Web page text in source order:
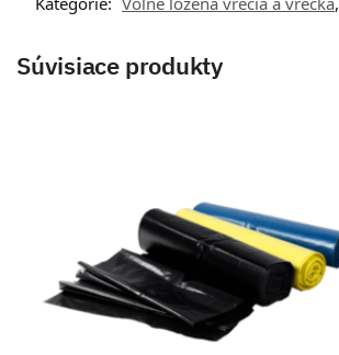
Súvisiace produkty